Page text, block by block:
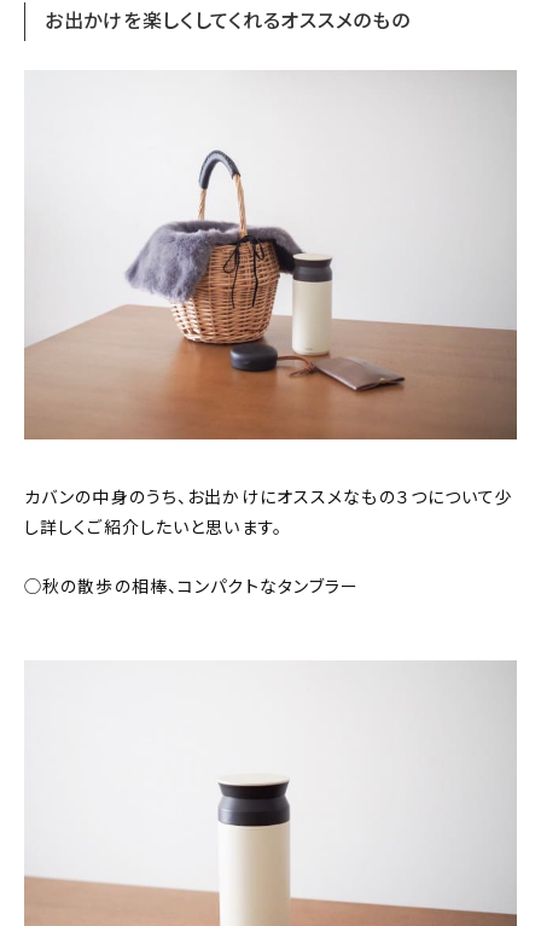
お出かけを楽しくしてくれるオススメのもの
カバンの中身のうち、お出かけにオススメなもの３つについて少
し詳しくご紹介したいと思います。
◯秋の散歩の相棒、コンパクトなタンブラー